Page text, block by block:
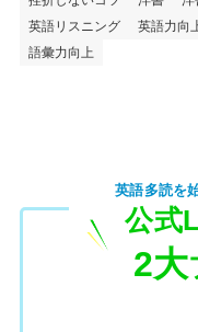
英語リスニング
英語力向
語彙力向上
英語多読を
公式
2大